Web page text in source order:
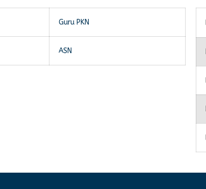
Guru PKN
ASN